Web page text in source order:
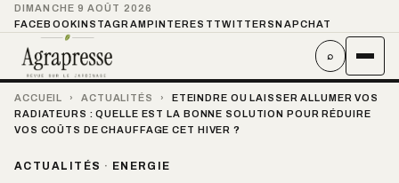
DIMANCHE 9 AOÛT 2026
FACEBOOKINSTAGRAMPINTEREST TWITTER SNAPCHAT
⌕
ACCUEIL › ACTUALITÉS ›
ETEINDRE OU LAISSER ALLUMER VOS
RADIATEURS : QUELLE EST LA BONNE SOLUTION POUR RÉDUIRE
VOS COÛTS DE CHAUFFAGE CET HIVER ?
ACTUALITÉS · ENERGIE